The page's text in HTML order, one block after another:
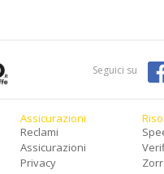
Seguici su
Assicurazioni
Reclami
Assicurazioni
Privacy